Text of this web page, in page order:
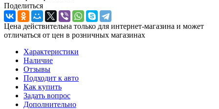
Поделиться
Цена действительна только для интернет-магазина и может
отличаться от цен в розничных магазинах
Характеристики
Наличие
Отзывы
Подходит к авто
Как купить
Задать вопрос
Дополнительно